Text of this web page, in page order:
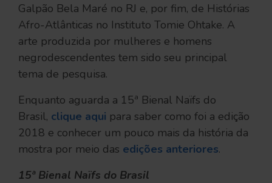
Galpão Bela Maré no RJ e, por fim, de Histórias
Afro-Atlânticas no Instituto Tomie Ohtake. A
arte produzida por mulheres e homens
negrodescendentes tem sido seu principal
tema de pesquisa.
Enquanto aguarda a 15ª Bienal Naïfs do
Brasil, clique aqui para saber como foi a edição
2018 e conhecer um pouco mais da história da
mostra por meio das edições anteriores.
15ª Bienal Naïfs do Brasil